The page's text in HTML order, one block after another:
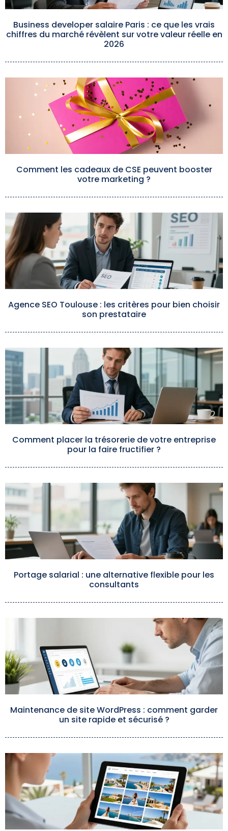
Business developer salaire Paris : ce que les vrais
chiffres du marché révèlent sur votre valeur réelle en
2026
Comment les cadeaux de CSE peuvent booster
votre marketing ?
Agence SEO Toulouse : les critères pour bien choisir
son prestataire
Comment placer la trésorerie de votre entreprise
pour la faire fructifier ?
Portage salarial : une alternative flexible pour les
consultants
Maintenance de site WordPress : comment garder
un site rapide et sécurisé ?